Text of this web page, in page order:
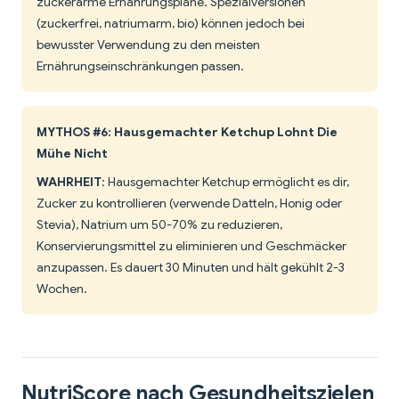
(zuckerfrei, natriumarm, bio) können jedoch bei
bewusster Verwendung zu den meisten
Ernährungseinschränkungen passen.
MYTHOS #6: Hausgemachter Ketchup Lohnt Die
Mühe Nicht
WAHRHEIT: Hausgemachter Ketchup ermöglicht es dir,
Zucker zu kontrollieren (verwende Datteln, Honig oder
Stevia), Natrium um 50-70% zu reduzieren,
Konservierungsmittel zu eliminieren und Geschmäcker
anzupassen. Es dauert 30 Minuten und hält gekühlt 2-3
Wochen.